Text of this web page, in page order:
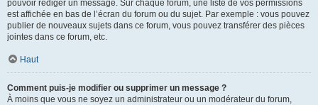
pouvoir rédiger un message. Sur chaque forum, une liste de vos permissions
est affichée en bas de l’écran du forum ou du sujet. Par exemple : vous pouvez
publier de nouveaux sujets dans ce forum, vous pouvez transférer des pièces
jointes dans ce forum, etc.
Haut
Comment puis-je modifier ou supprimer un message ?
À moins que vous ne soyez un administrateur ou un modérateur du forum,